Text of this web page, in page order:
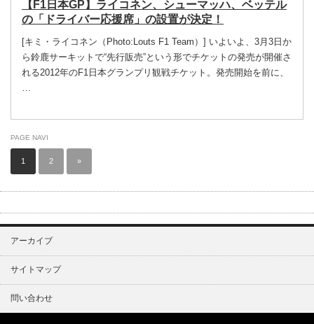
【F1日本GP】ライコネン、シューマッハ、ベッテル
の「ドライバー応援席」の設置が決定！
[キミ・ライコネン（Photo:Louts F1 Team）] いよいよ、3月3日か
ら鈴鹿サーキットで“先行販売”という形でチケットの発売が開催さ
れる2012年のF1日本グランプリ観戦チケット。発売開始を前に、
…
PAGE NAVI
1 2 »
アーカイブ
サイトマップ
問い合わせ